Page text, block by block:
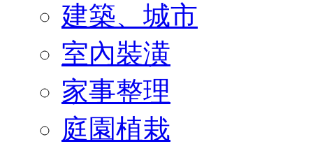
建築、城市
室內裝潢
家事整理
庭園植栽